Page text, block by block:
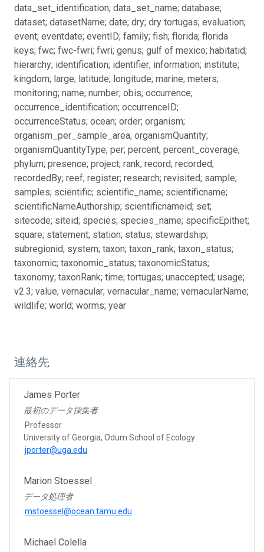
data_set_identification; data_set_name; database;
dataset; datasetName; date; dry; dry tortugas; evaluation;
event; eventdate; eventID; family; fish; florida; florida
keys; fwc; fwc-fwri; fwri; genus; gulf of mexico; habitatid;
hierarchy; identification; identifier; information; institute;
kingdom; large; latitude; longitude; marine; meters;
monitoring; name; number; obis; occurrence;
occurrence_identification; occurrenceID;
occurrenceStatus; ocean; order; organism;
organism_per_sample_area; organismQuantity;
organismQuantityType; per; percent; percent_coverage;
phylum; presence; project; rank; record; recorded;
recordedBy; reef; register; research; revisited; sample;
samples; scientific; scientific_name; scientificname;
scientificNameAuthorship; scientificnameid; set;
sitecode; siteid; species; species_name; specificEpithet;
square; statement; station; status; stewardship;
subregionid; system; taxon; taxon_rank; taxon_status;
taxonomic; taxonomic_status; taxonomicStatus;
taxonomy; taxonRank; time; tortugas; unaccepted; usage;
v2.3; value; vernacular; vernacular_name; vernacularName;
wildlife; world; worms; year
連絡先
James Porter
最初のデータ採集者
Professor
University of Georgia, Odum School of Ecology
jporter@uga.edu
Marion Stoessel
データ処理者
mstoessel@ocean.tamu.edu
Michael Colella